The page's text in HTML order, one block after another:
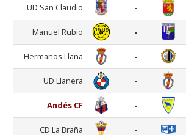
UD San Claudio -
Manuel Rubio -
Hermanos Llana -
UD Llanera -
Andés CF -
CD La Braña -